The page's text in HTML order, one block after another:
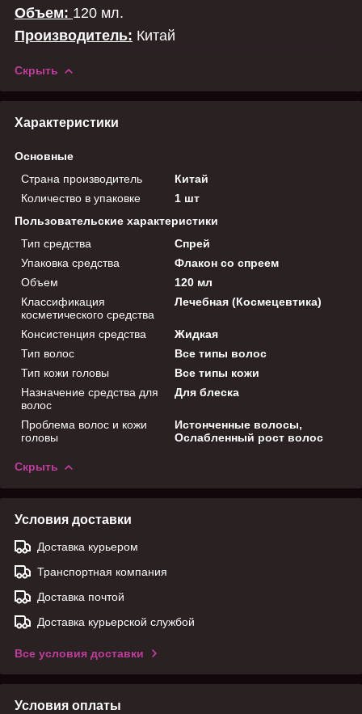
Объем: 120 мл.
Производитель: Китай
Скрыть
Характеристики
Основные
Страна производитель
Китай
Количество в упаковке
1 шт
Пользовательские характеристики
Тип средства
Спрей
Упаковка средства
Флакон со спреем
Объем
120 мл
Классификация
косметического средства
Лечебная (Космецевтика)
Консистенция средства
Жидкая
Тип волос
Все типы волос
Тип кожи головы
Все типы кожи
Назначение средства для
волос
Для блеска
Проблема волос и кожи
головы
Истонченные волосы,
Ослабленный рост волос
Скрыть
Условия доставки
Доставка курьером
Транспортная компания
Доставка почтой
Доставка курьерской службой
Все условия доставки
Условия оплаты